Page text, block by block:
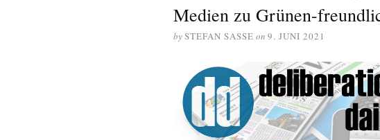
Medien zu Grünen-
bySTEFAN SASSE on 9. JUNI 2021